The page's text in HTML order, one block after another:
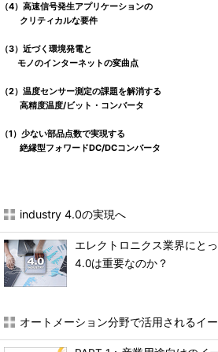
（4）高速信号発生アプリケーションの
クリティカルな要件
（3）近づく環境発電と
モノのインターネットの変曲点
（2）温度センサー測定の課題を解消する
高精度温度/ビット・コンバータ
（1）少ない部品点数で実現する
絶縁型フォワードDC/DCコンバータ
industry 4.0の実現へ
エレクトロニクス業界にと
4.0は重要なのか？
オートメーション分野で活用されるイ